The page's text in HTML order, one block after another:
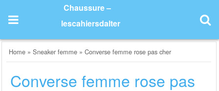
content
Chaussure –
lescahiersdalter
Home »Sneaker femme »Converse femme rose pas cher
Converse femme rose pas